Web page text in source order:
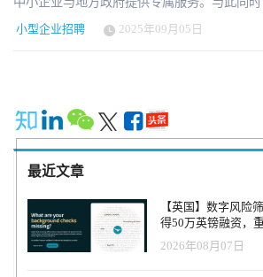
OpenAI Academy 推出 AI 流利度认证，计划
作，为 1000 万美国人颁发认证。 美西时间2025年9月4日，OpenAI
再次将自己推向了公共议程的中心。这一次
式推出 OpenAI Jobs Platform，一个由人工智
配平台。这一产品直接把 OpenAI 推向了与
后者是全球最具影响力的职业社交与招聘平
而微软恰恰也是 OpenAI 的最大资金支持者。
OpenAI 应用业务 CEO Fidji Simo 在博客中直
助找到企业真正需要、人才真正能够提供的契
不仅服务大型企业，还将开设专门轨道，支
寻找合适的 AI 人才。这一定位显然是对
后者的产品核心始终围绕大企业和职业人士。
联合创始人 Reid Hoffman 曾是 OpenAI 的早
小型企业招聘 2025年09月05日
最近文章
【英国】数字风险
得50万英镑融资，
2026年08月07日